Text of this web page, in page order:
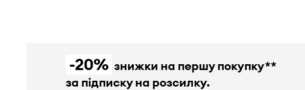
-20% знижки на першу покупку**
за підписку на розсилку.